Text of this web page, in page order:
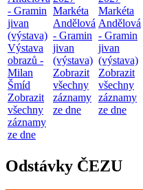
- Gramin
jivan
(výstava)
Výstava
obrazů -
Milan
Šmíd
Zobrazit
všechny
záznamy
ze dne
Markéta
Andělová
- Gramin
jivan
(výstava)
Zobrazit
všechny
záznamy
ze dne
Markéta
Andělová
- Gramin
jivan
(výstava)
Zobrazit
všechny
záznamy
ze dne
Odstávky ČEZU